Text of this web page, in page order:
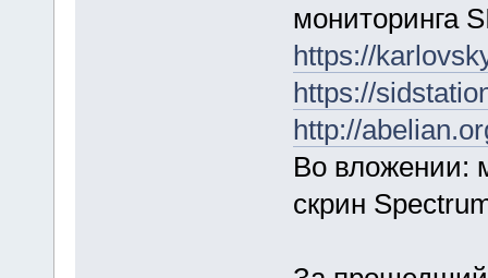
мониторинга
https://
https://
http://
Во вложении:
скрин